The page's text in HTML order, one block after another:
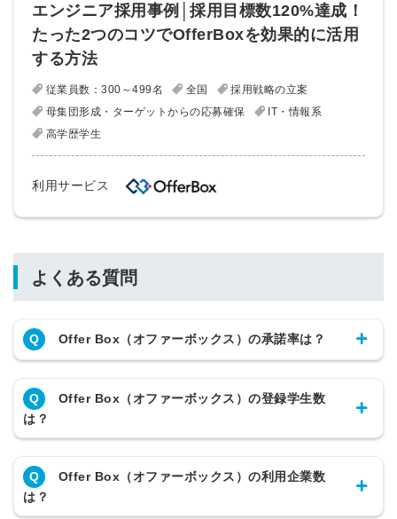
エンジニア採用事例│採用目標数120%達成！
たった2つのコツでOfferBoxを効果的に活用
する方法
従業員数：300～499名 全国
採用戦略の立案
母集団形成・ターゲットからの応募確保
IT・情報系
高学歴学生
利用サービス
よくある質問
Q Offer Box（オファーボックス）の承諾率は？
Q
Offer Box（オファーボックス）の登録学生数
は？
Q
Offer Box（オファーボックス）の利用企業数
は？